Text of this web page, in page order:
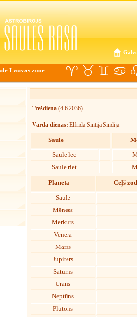
Lauvas zīmē
Trešdiena (4.6.2036)
Vārda dienas: Elfrīda Sintija Sindija
Saule
Saule lec
Saule riet
Planēta Ceļš
Saule
Mēness
Merkurs
Venēra
Marss
Jupiters
Saturns
Urāns
Neptūns
Plutons